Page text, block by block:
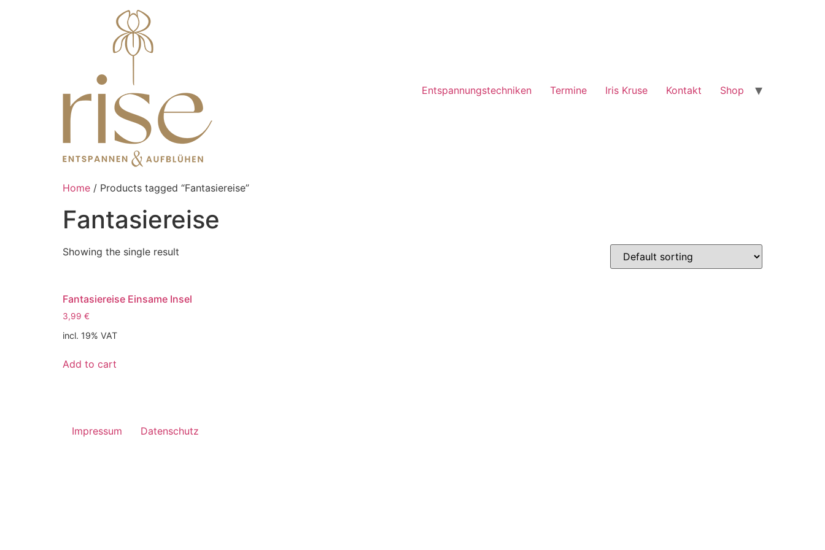
Entspannungstechniken Termine Iris Kruse Kontakt Shop
Home / Products tagged “Fantasiereise”
Fantasiereise
Showing the single result
Fantasiereise Einsame Insel
3,99 €
incl. 19% VAT
Add to cart
Impressum Datenschutz